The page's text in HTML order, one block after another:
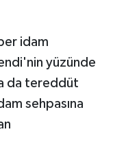
idam
yüzünde
da tereddüt
sehpasına